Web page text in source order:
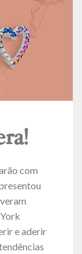
com
e aderir